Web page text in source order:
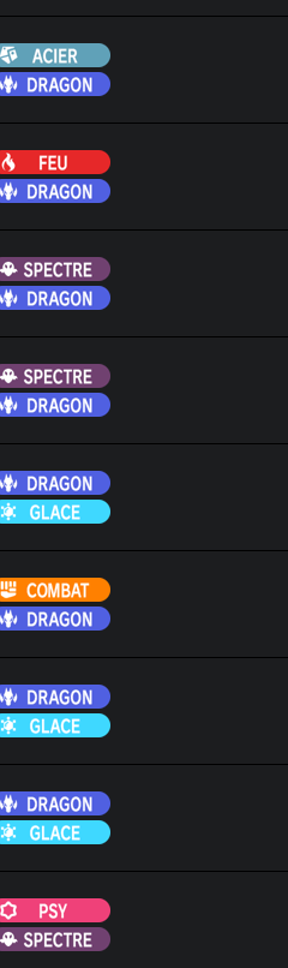
Acier
Dragon
Feu
Dragon
Spectre
Dragon
Spectre
Dragon
Dragon
Glace
Combat
Dragon
Dragon
Glace
Dragon
Glace
Psy
Spectre